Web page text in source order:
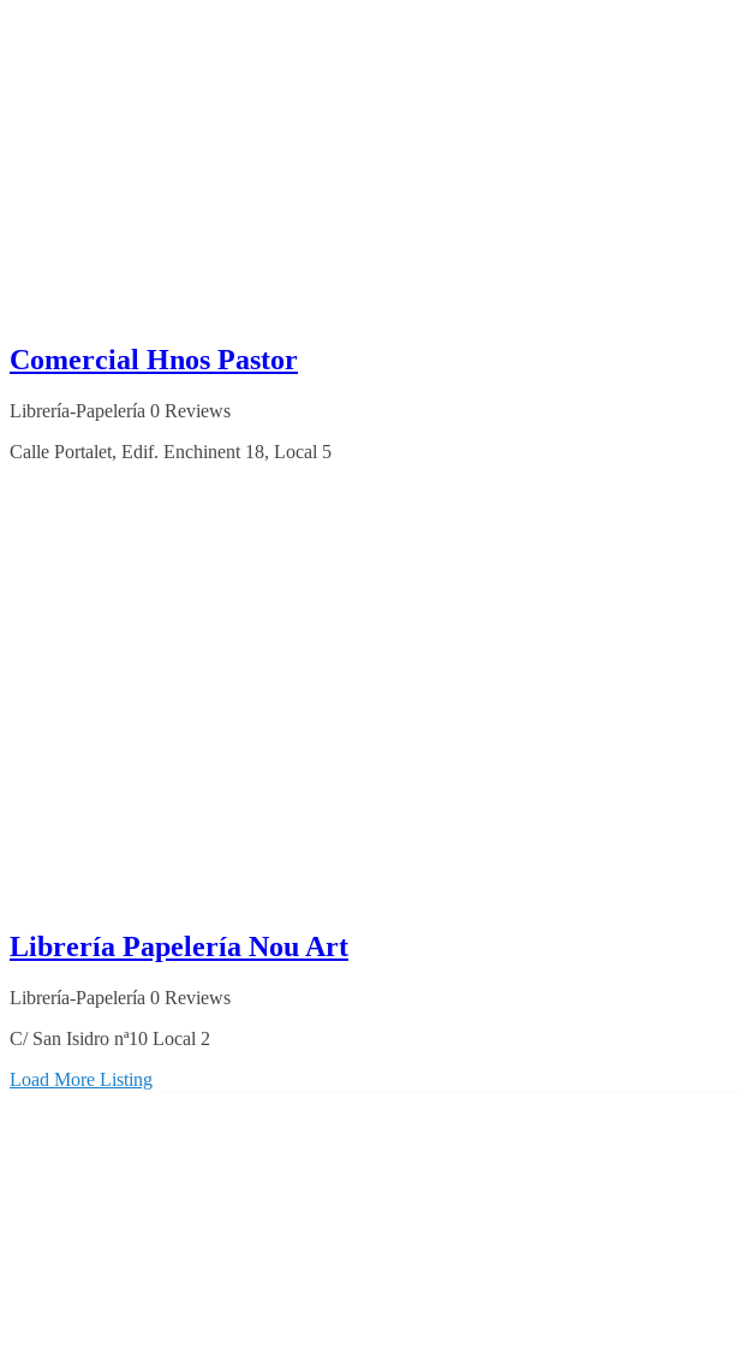
Comercial Hnos Pastor
Librería-Papelería 0 Reviews
Calle Portalet, Edif. Enchinent 18, Local 5
Librería Papelería Nou Art
Librería-Papelería 0 Reviews
C/ San Isidro nª10 Local 2
Load More Listing